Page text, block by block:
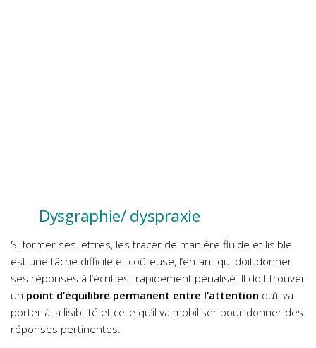
Dysgraphie/ dyspraxie
Si former ses lettres, les tracer de manière fluide et lisible
est une tâche difficile et coûteuse, l’enfant qui doit donner
ses réponses à l’écrit est rapidement pénalisé. Il doit trouver
un point d’équilibre permanent entre l’attention qu’il va
porter à la lisibilité et celle qu’il va mobiliser pour donner des
réponses pertinentes.